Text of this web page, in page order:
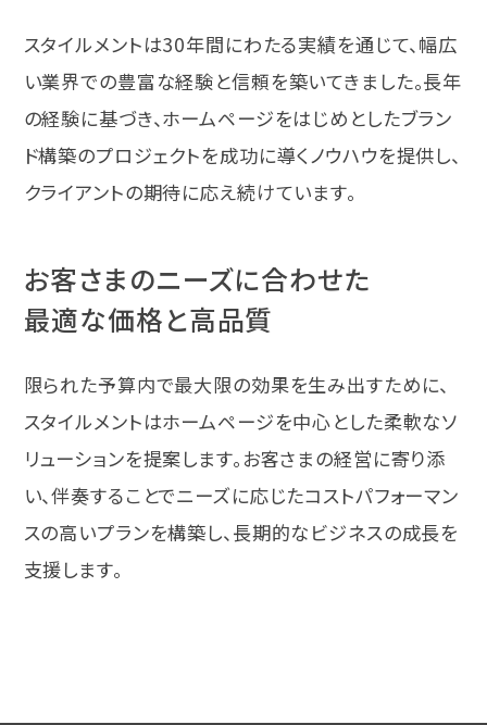
スタイルメントは30年間にわたる実績を通じて、幅広
い業界での豊富な経験と信頼を築いてきました。長年
の経験に基づき、ホームページをはじめとしたブラン
ド構築のプロジェクトを成功に導くノウハウを提供し、
クライアントの期待に応え続けています。
お客さまのニーズに合わせた
最適な価格と高品質
限られた予算内で最大限の効果を生み出すために、
スタイルメントはホームページを中心とした柔軟なソ
リューションを提案します。お客さまの経営に寄り添
い、伴奏することでニーズに応じたコストパフォーマン
スの高いプランを構築し、長期的なビジネスの成長を
支援します。